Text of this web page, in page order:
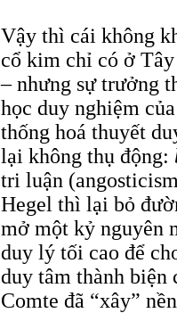
Vậy thì cái không
cổ kim chỉ có ở
– nhưng sự trưởng
học duy nghiệm
thống hoá thuyết
lại không thụ động:
tri luận
Hegel thì lại bỏ
mở một kỷ nguyên
duy lý tối cao để
duy tâm thành biện
Comte đã “xây”